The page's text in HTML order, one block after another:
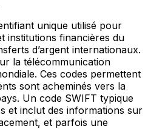
unique utilisé pour
institutions financières du
d’argent internationaux.
la télécommunication
Ces codes permettent
sont acheminés vers la
Un code SWIFT typique
et inclut des informations sur
et parfois une